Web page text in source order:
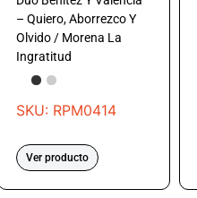
– Quiero, Aborrezco Y
Olvido / Morena La
Ingratitud
SKU: RPM0414
Ver producto